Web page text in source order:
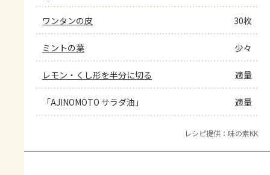
ワンタンの皮 30枚
ミントの葉 少々
レモン・くし形を半分に切る 適量
「AJINOMOTO サラダ油」 適量
レシピ提供：味の素KK